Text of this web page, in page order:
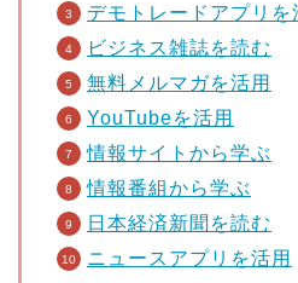
デモトレードアプリを
ビジネス雑誌を読む
無料メルマガを活用
YouTubeを活用
情報サイトから学ぶ
情報番組から学ぶ
日本経済新聞を読む
ニュースアプリを活用